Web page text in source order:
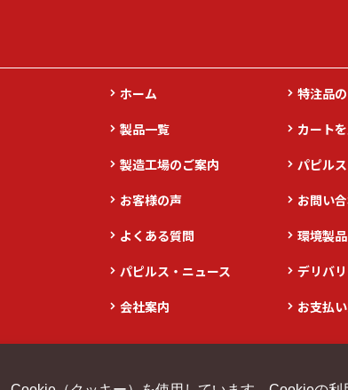
ホーム
製品一覧
製造工場のご案内
お客様の声
よくある質問
パピルス・ニュース
会社案内
特注品
カート
パピル
お問い
環境製
デリバ
お支払